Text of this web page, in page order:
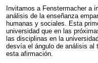
Invitamos a Fenstermacher a
análisis de la enseñanza
humanas y sociales. Esta
universidad que en las
las disciplinas en la
desvía el ángulo de análisis al
esta afirmación.